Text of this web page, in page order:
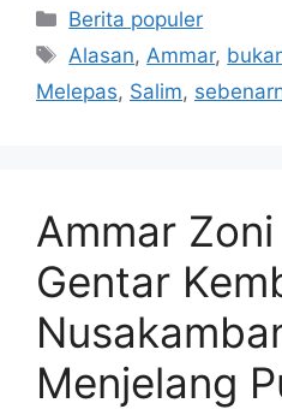
Kategori
Berita populer
Tag
Alasan, Ammar,
Melepas, Salim,
Ammar
Gentar
Menjelang